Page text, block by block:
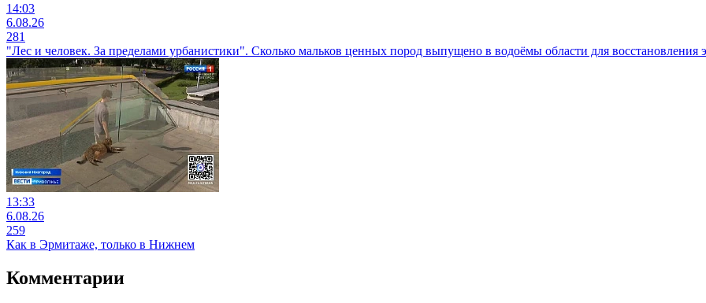
14:03
6.08.26
281
"Лес и человек. За пределами урбанистики". Сколько мальков ценных пород выпущено в водоёмы области для восстановления
13:33
6.08.26
259
Как в Эрмитаже, только в Нижнем
Комментарии